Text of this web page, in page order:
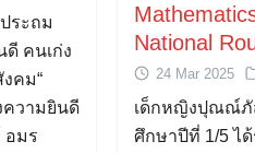
ระถม
ดี คนเก่ง
คม“
ความยินดี
อมร
National
24 Mar 2025
เด็กหญิงปุณณ์ภั
ศึกษาปีที่ 1/5 ไ